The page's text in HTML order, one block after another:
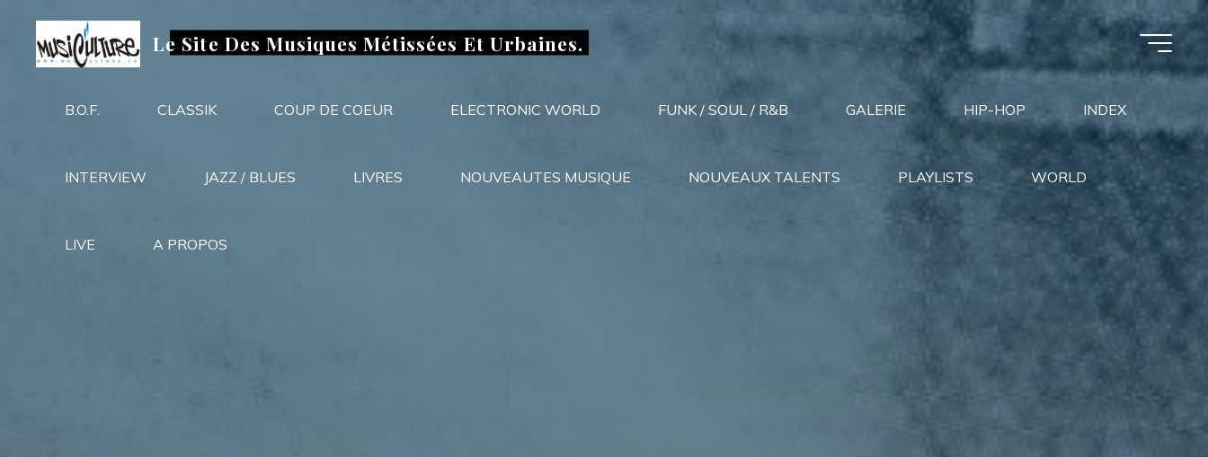
contenu
Le Site Des Musiques Métissées Et Urbaines.
B.O.F. CLASSIK COUP DE COEUR ELECTRONIC WORLD FUNK / SOUL / R&B GALERIE HIP-HOP INDEX
INTERVIEW JAZZ / BLUES LIVRES NOUVEAUTES MUSIQUE NOUVEAUX TALENTS PLAYLISTS WORLD
LIVE A PROPOS